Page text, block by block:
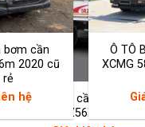
bơm cần
2020 cũ
rẻ
hệ
Ô TÔ
XCMG
bơm bê tông cần hiệu
56m 5RZ56X Huyndai